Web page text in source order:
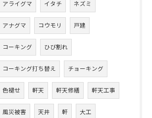
アライグマ イタチ ネズミ
アナグマ コウモリ 戸建
コーキング ひび割れ
コーキング打ち替え チョーキング
色褪せ 軒天 軒天修繕 軒天工事
風災被害 天井 軒 大工